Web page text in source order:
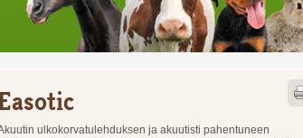
ulkokorvatulehduksen ja akuutisti pahentuneen